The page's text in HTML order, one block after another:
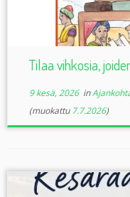
Tilaa vihkosia,
9 kesä, 2026in
(muokattu 7.7.2026)